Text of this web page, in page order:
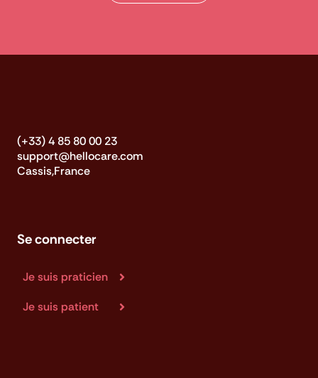
(+33) 4 85 80 00 23
support@hellocare.com
Cassis,France
Se connecter
Je suis praticien
Je suis patient